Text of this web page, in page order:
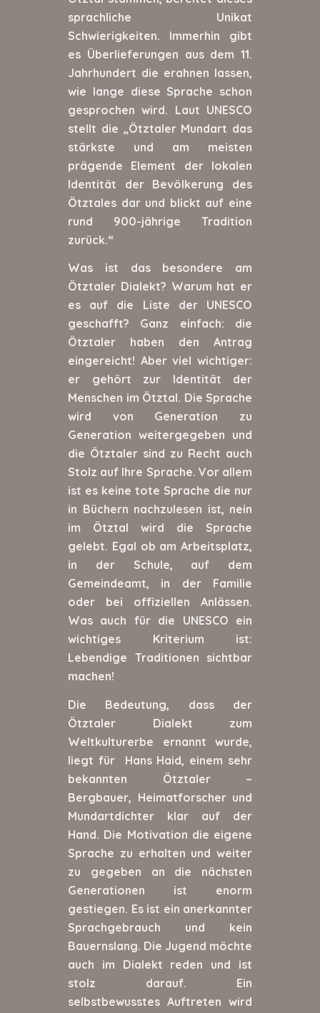
sprachliche Unikat
Schwierigkeiten. Immerhin gibt
es Überlieferungen aus dem 11.
Jahrhundert die erahnen lassen,
wie lange diese Sprache schon
gesprochen wird. Laut UNESCO
stellt die „Ötztaler Mundart das
stärkste und am meisten
prägende Element der lokalen
Identität der Bevölkerung des
Ötztales dar und blickt auf eine
rund 900-jährige Tradition
zurück.“
Was ist das besondere am
Ötztaler Dialekt? Warum hat er
es auf die Liste der UNESCO
geschafft? Ganz einfach: die
Ötztaler haben den Antrag
eingereicht! Aber viel wichtiger:
er gehört zur Identität der
Menschen im Ötztal. Die Sprache
wird von Generation zu
Generation weitergegeben und
die Ötztaler sind zu Recht auch
Stolz auf Ihre Sprache. Vor allem
ist es keine tote Sprache die nur
in Büchern nachzulesen ist, nein
im Ötztal wird die Sprache
gelebt. Egal ob am Arbeitsplatz,
in der Schule, auf dem
Gemeindeamt, in der Familie
oder bei offiziellen Anlässen.
Was auch für die UNESCO ein
wichtiges Kriterium ist:
Lebendige Traditionen sichtbar
machen!
Die Bedeutung, dass der
Ötztaler Dialekt zum
Weltkulturerbe ernannt wurde,
liegt für Hans Haid, einem sehr
bekannten Ötztaler –
Bergbauer, Heimatforscher und
Mundartdichter klar auf der
Hand. Die Motivation die eigene
Sprache zu erhalten und weiter
zu gegeben an die nächsten
Generationen ist enorm
gestiegen. Es ist ein anerkannter
Sprachgebrauch und kein
Bauernslang. Die Jugend möchte
auch im Dialekt reden und ist
stolz darauf. Ein
selbstbewusstes Auftreten wird